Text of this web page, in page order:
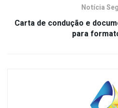
Notícia
Carta de condução e
para